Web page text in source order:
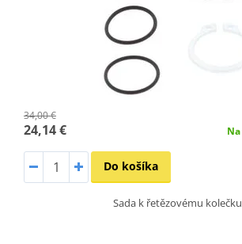
34,00 €
24,14 €
Do košíka
Sada k řetězovému kolečku